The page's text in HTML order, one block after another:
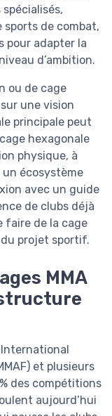
sports de combat,
pour adapter la
d’ambition.
ou de cage
une vision
principale peut
hexagonale
physique, à
un écosystème
avec un guide
de clubs déjà
faire de la cage
projet sportif.
MMA
et plusieurs
des compétitions
aujourd’hui